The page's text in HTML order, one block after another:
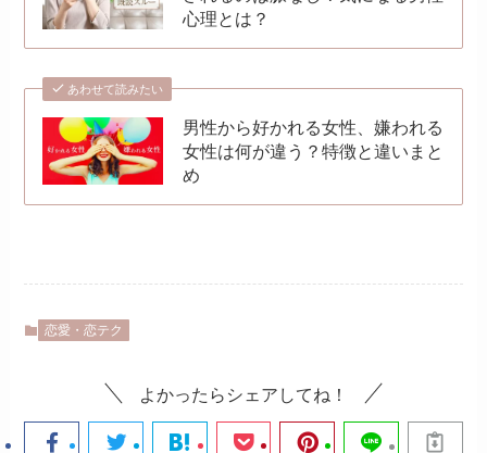
心理とは？
あわせて読みたい
男性から好かれる女性、嫌われる
女性は何が違う？特徴と違いまと
め
恋愛・恋テク
よかったらシェアしてね！